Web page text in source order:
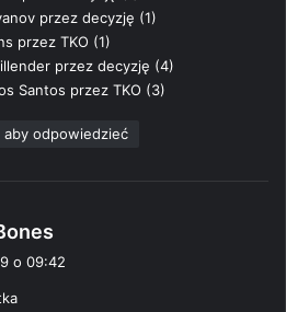
przez decyzję (1)
przez TKO (1)
przez decyzję (4)
Santos przez TKO (3)
aby odpowiedzieć
i
o 09:42